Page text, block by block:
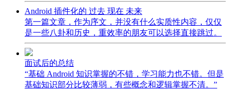
Android 插件化的 过去 现在 未来
第一篇文章，作为序文，并没有什么实质性内容，仅仅
是一些八卦和历史，重效率的朋友可以选择直接跳过。
面试后的总结
“基础 Android 知识掌握的不错，学习能力也不错。但是
基础知识部分比较薄弱，有些概念和逻辑掌握不清。”